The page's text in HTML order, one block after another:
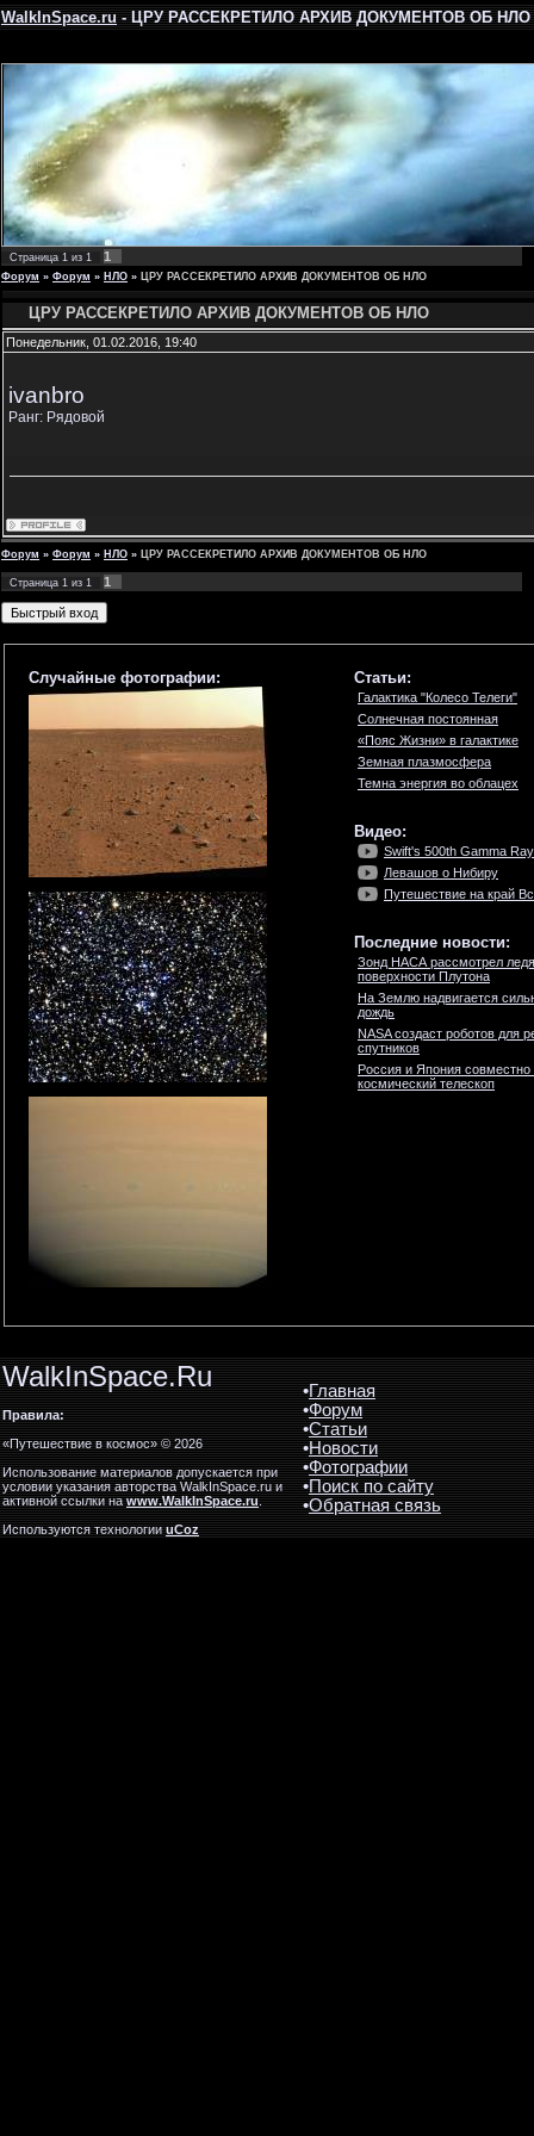
WalkInSpace.ru- ЦРУ РАССЕКРЕТИЛО АРХИВ ДОКУМЕНТОВ ОБ НЛО
Страница 1 из 1 1
Форум » Форум » НЛО » ЦРУ РАССЕКРЕТИЛО АРХИВ ДОКУМЕНТОВ ОБ НЛО
ЦРУ РАССЕКРЕТИЛО АРХИВ ДОКУМЕНТОВ ОБ НЛО
Понедельник, 01.02.2016, 19:40
ivanbro
Ранг: Рядовой
Форум » Форум » НЛО » ЦРУ РАССЕКРЕТИЛО АРХИВ ДОКУМЕНТОВ ОБ НЛО
Страница 1 из 1 1
Случайные фотографии: Статьи:
Галактика "Колесо Телеги"
Солнечная постоянная
«Пояс Жизни» в галактике
Земная плазмосфера
Темна энергия во облацех
Видео:
Swift's 500th Gamma
Левашов о Нибиру
Путешествие на край
Последние новости:
Зонд НАСА рассмотрел
поверхности Плутона
На Землю надвигается
дождь
NASA создаст роботов для
спутников
Россия и Япония совместно
космический телескоп
WalkInSpace.Ru
Правила:
«Путешествие в космос» © 2026
Использование материалов допускается при
условии указания авторства WalkInSpace.ru и
активной ссылки наwww.WalkInSpace.ru.
Используются технологииuCoz
•Главная
•Форум
•Статьи
•Новости
•Фотографии
•Поиск по сайту
•Обратная связь